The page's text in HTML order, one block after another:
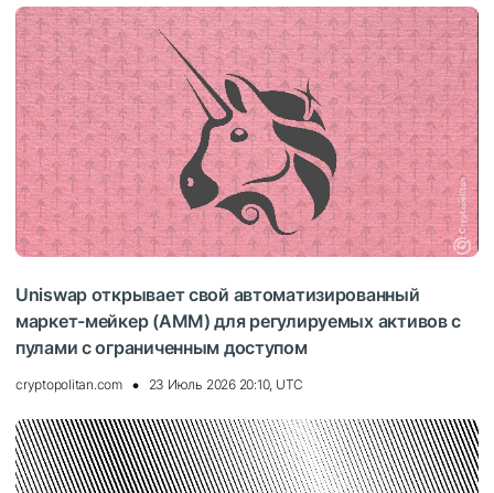
Uniswap открывает свой автоматизированный
маркет-мейкер (AMM) для регулируемых активов с
пулами с ограниченным доступом
cryptopolitan.com 23 Июль 2026 20:10, UTC